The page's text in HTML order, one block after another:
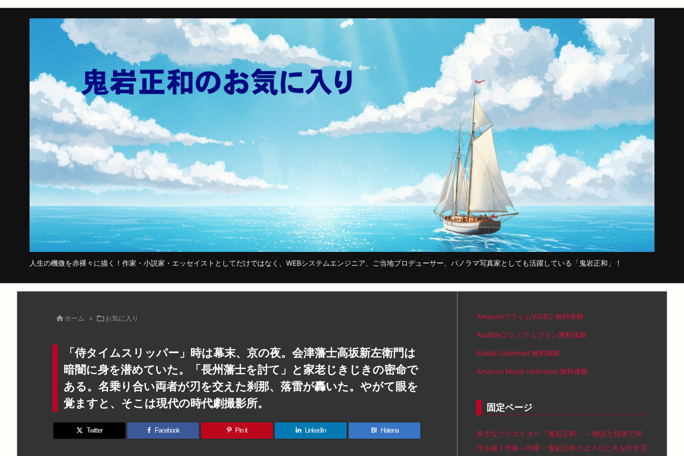
人生の機微を赤裸々に描く！作家・小説家・エッセイストとしてだけではなく、WEBシステムエンジニア、ご当地プロデューサー、パノラマ写真家としても活躍している「鬼岩正和」！
 ホーム > お気に入り
「侍タイムスリッパー」時は幕末、京の夜。会津藩士高坂新左衛門は
暗闇に身を潜めていた。「長州藩士を討て」と家老じきじきの密命で
ある。名乗り合い両者が刃を交えた刹那、落雷が轟いた。やがて眼を
覚ますと、そこは現代の時代劇撮影所。
Twitter Facebook Pin it LinkedIn B! Hatena
AmazonプライムVIDEO 無料体験
Audibleプレミアムプラン無料体験
Kindle Unlimited 無料体験
Amazon Music Unlimited 無料体験
固定ページ
多才なクリエイター「鬼岩正和」 ～物語と技術で現
代を描く作家～作家・鬼岩正和とは？心に火を灯す言